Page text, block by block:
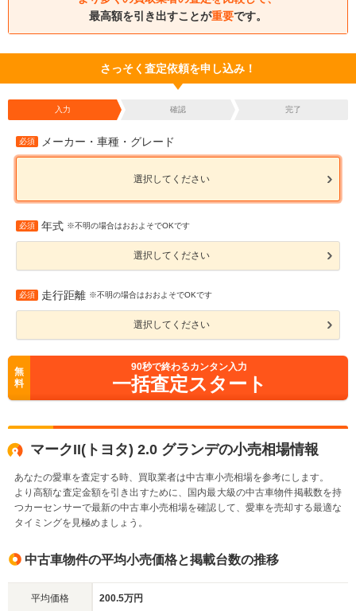
最高額を引き出すことが重要です。
さっそく査定依頼を申し込み！
入力 確認 完了
必須 メーカー・車種・グレード
選択してください
必須 年式 ※不明の場合はおおよそでOKです
選択してください
必須 走行距離 ※不明の場合はおおよそでOKです
選択してください
無
料
90秒で終わるカンタン入力
一括査定スタート
マークII(トヨタ) 2.0 グランデの小売相場情報
あなたの愛車を査定する時、買取業者は中古車小売相場を参考にします。
より高額な査定金額を引き出すために、国内最大級の中古車物件掲載数を持
つカーセンサーで最新の中古車小売相場を確認して、愛車を売却する最適な
タイミングを見極めましょう。
中古車物件の平均小売価格と掲載台数の推移
平均価格 200.5万円